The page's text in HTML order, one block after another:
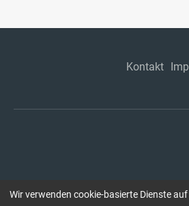
Kontakt
Wir verwenden cookie-basierte Dienste